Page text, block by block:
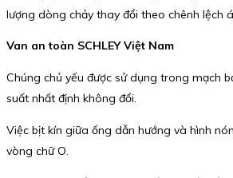
lượng dòng chảy thay đổi theo chênh lệch
Van an toàn SCHLEY Việt Nam
Chúng chủ yếu được sử dụng trong mạch
suất nhất định không đổi.
Việc bịt kín giữa ống dẫn hướng và hình
vòng chữ O.